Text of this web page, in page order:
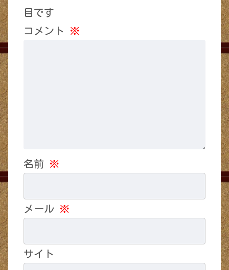
目です
コメント ※
名前 ※
メール ※
サイト